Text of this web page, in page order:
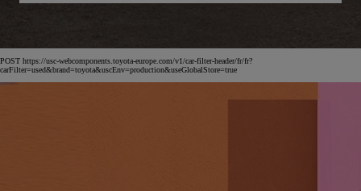
POST https://usc-webcomponents.toyota-europe.com/v1/car-filter-header/fr/fr?
carFilter=used&brand=toyota&uscEnv=production&useGlobalStore=true